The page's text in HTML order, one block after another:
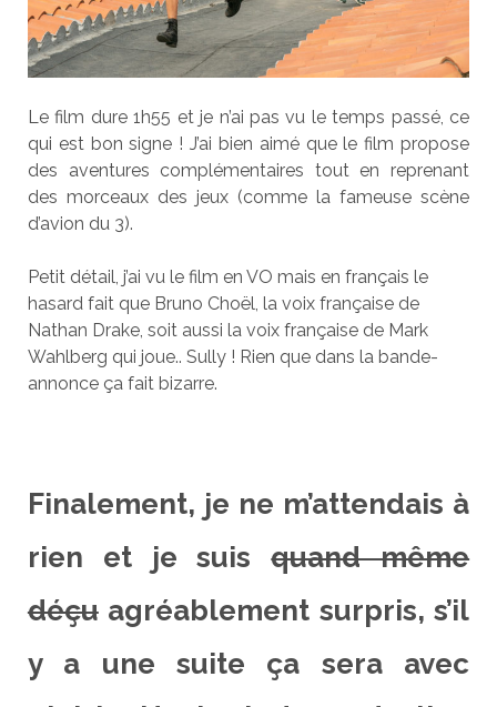
Le film dure 1h55 et je n’ai pas vu le temps passé, ce
qui est bon signe ! J’ai bien aimé que le film propose
des aventures complémentaires tout en reprenant
des morceaux des jeux (comme la fameuse scène
d’avion du 3).
Petit détail, j’ai vu le film en VO mais en français le
hasard fait que Bruno Choël, la voix française de
Nathan Drake, soit aussi la voix française de Mark
Wahlberg qui joue.. Sully ! Rien que dans la bande-
annonce ça fait bizarre.
Finalement, je ne m’attendais à
rien et je suisquand même
déçuagréablement surpris, s’il
y a une suite ça sera avec